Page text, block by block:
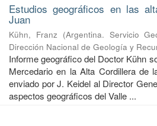
Estudios geográficos en las
Juan
Kühn, Franz (Argentina. Servicio
Dirección Nacional de Geología y
Informe geográfico del Doctor Kühn
Mercedario en la Alta Cordillera de
enviado por J. Keidel al Director
aspectos geográficos del Valle ...